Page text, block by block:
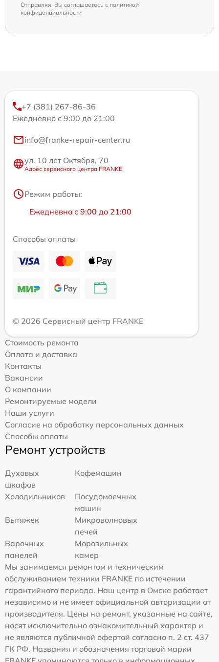
Отправляя, Вы соглашаетесь с политикой
конфиденциальности
+7 (381) 267-86-36
Ежедневно с 9:00 до 21:00
info@franke-repair-center.ru
ул. 10 лет Октября, 70
Адрес сервисного центра FRANKE
Режим работы:
Ежедневно с 9:00 до 21:00
Способы оплаты
© 2026 Сервисный центр FRANKE
Стоимость ремонта
Оплата и доставка
Контакты
Вакансии
О компании
Ремонтируемые модели
Наши услуги
Согласие на обработку персональных данных
Способы оплаты
Ремонт устройств
Духовых
шкафов
Кофемашин
Холодильников
Посудомоечных
машин
Вытяжек
Микроволновых
печей
Варочных
панелей
Морозильных
камер
Мы занимаемся ремонтом и техническим
обслуживанием техники FRANKE по истечении
гарантийного периода. Наш центр в Омске работает
независимо и не имеет официальной авторизации от
производителя. Цены на ремонт, указанные на сайте,
носят исключительно ознакомительный характер и
не являются публичной офертой согласно п. 2 ст. 437
ГК РФ. Названия и обозначения торговой марки